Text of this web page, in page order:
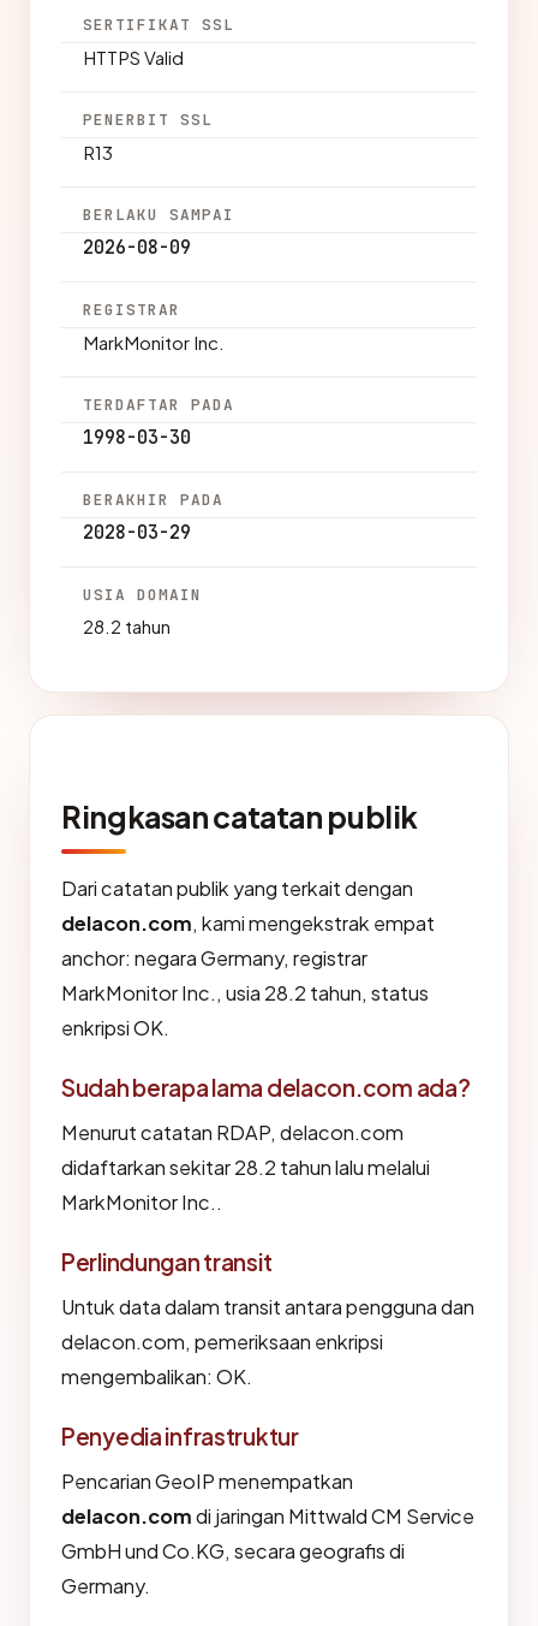
SERTIFIKAT SSL
HTTPS Valid
PENERBIT SSL
R13
BERLAKU SAMPAI
2026-08-09
REGISTRAR
MarkMonitor Inc.
TERDAFTAR PADA
1998-03-30
BERAKHIR PADA
2028-03-29
USIA DOMAIN
28.2 tahun
Ringkasan catatan publik
Dari catatan publik yang terkait dengan
delacon.com, kami mengekstrak empat
anchor: negara Germany, registrar
MarkMonitor Inc., usia 28.2 tahun, status
enkripsi OK.
Sudah berapa lama delacon.com ada?
Menurut catatan RDAP, delacon.com
didaftarkan sekitar 28.2 tahun lalu melalui
MarkMonitor Inc..
Perlindungan transit
Untuk data dalam transit antara pengguna dan
delacon.com, pemeriksaan enkripsi
mengembalikan: OK.
Penyedia infrastruktur
Pencarian GeoIP menempatkan
delacon.comdi jaringan Mittwald CM Service
GmbH und Co.KG, secara geografis di
Germany.